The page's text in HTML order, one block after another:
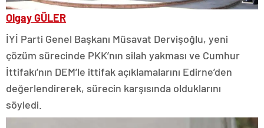
Olgay GÜLER
İYİ Parti Genel Başkanı Müsavat Dervişoğlu, yeni
çözüm sürecinde PKK’nın silah yakması ve Cumhur
İttifakı’nın DEM’le ittifak açıklamalarını Edirne’den
değerlendirerek, sürecin karşısında olduklarını
söyledi.